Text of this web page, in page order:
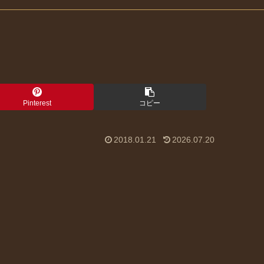
Pinterest コピー
2018.01.21 2026.07.20